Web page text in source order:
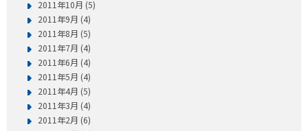
2011年10月 (5)
2011年9月 (4)
2011年8月 (5)
2011年7月 (4)
2011年6月 (4)
2011年5月 (4)
2011年4月 (5)
2011年3月 (4)
2011年2月 (6)